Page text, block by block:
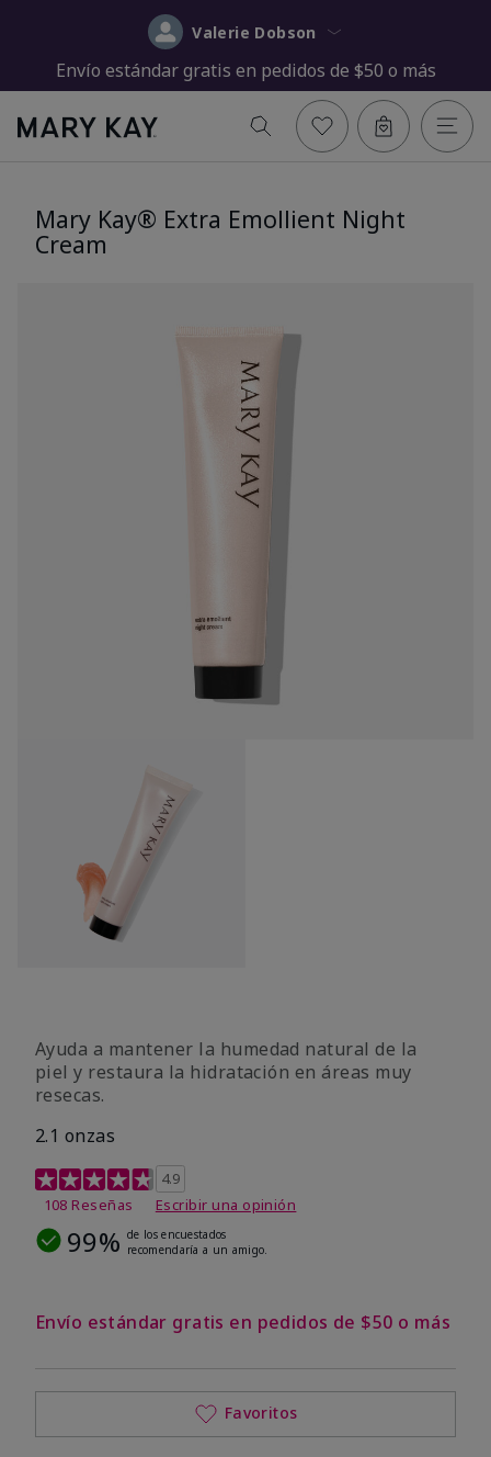
Valerie Dobson
Envío estándar gratis en pedidos de $50 o más
Mary Kay® Extra Emollient Night
Cream
Ayuda a mantener la humedad natural de la
piel y restaura la hidratación en áreas muy
resecas.
2.1 onzas
Calificación de clientes de 5 de 5
4.9
108 Reseñas
Escribir una opinión
99% de los encuestados
recomendaría a un amigo.
Envío estándar gratis en pedidos de $50 o más
Favoritos